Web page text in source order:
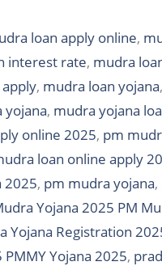
loan apply online,
interest rate, mudra
, mudra loan yojana,
yojana, mudra yojana
online 2025, pm
loan online apply
2025, pm mudra yojana,
Yojana 2025 PM
Registration 2025
PMMY Yojana 2025,